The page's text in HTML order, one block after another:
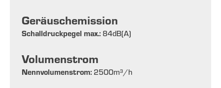
Geräuschemission
Schalldruckpegel max.: 84dB(A)
Volumenstrom
Nennvolumenstrom: 2500m³/h